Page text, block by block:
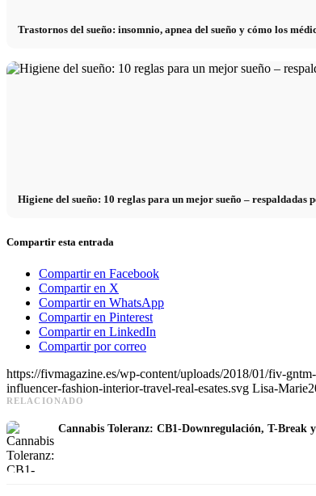
Trastornos del sueño: insomnio, apnea del sueño y cómo los
Higiene del sueño: 10 reglas para un mejor sueño – respaldadas
Compartir esta entrada
Compartir en Facebook
Compartir en X
Compartir en WhatsApp
Compartir en Pinterest
Compartir en LinkedIn
Compartir por correo
https://fivmagazine.es/wp-content/uploads/2018/01/fiv-
influencer-fashion-interior-travel-real-esates.svg Lisa-Marie
RELACIONADO
Cannabis Toleranz: CB1-Downregulación, T-Break